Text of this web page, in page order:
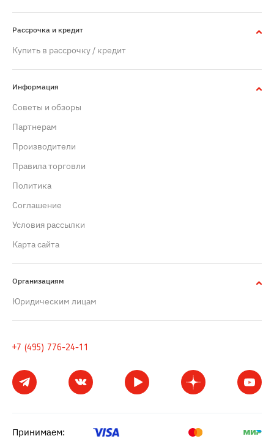
Рассрочка и кредит
Купить в рассрочку / кредит
Информация
Советы и обзоры
Партнерам
Производители
Правила торговли
Политика
Cоглашение
Условия рассылки
Карта сайта
Организациям
Юридическим лицам
+7 (495) 776-24-11
Принимаем: